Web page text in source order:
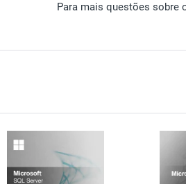
Para mais questões sobre